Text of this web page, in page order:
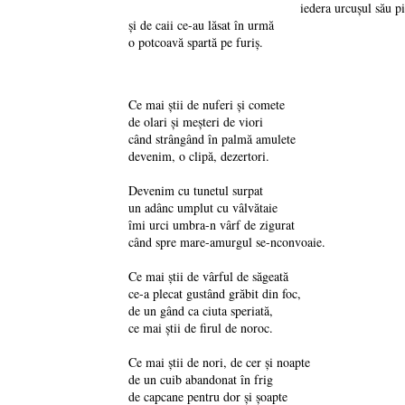
iedera urcușul său
și de caii ce-au lăsat în urmă
o potcoavă spartă pe furiș.
Ce mai știi de nuferi și comete
de olari și meșteri de viori
când strângând în palmă amulete
devenim, o clipă, dezertori.
Devenim cu tunetul surpat
un adânc umplut cu vâlvătaie
îmi urci umbra-n vârf de zigurat
când spre mare-amurgul se-nconvoaie.
Ce mai știi de vârful de săgeată
ce-a plecat gustând grăbit din foc,
de un gând ca ciuta speriată,
ce mai știi de firul de noroc.
Ce mai știi de nori, de cer și noapte
de un cuib abandonat în frig
de capcane pentru dor și șoapte